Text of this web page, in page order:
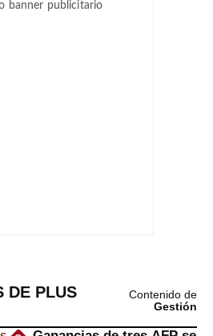
DE PLUS
Contenido de
Gestión